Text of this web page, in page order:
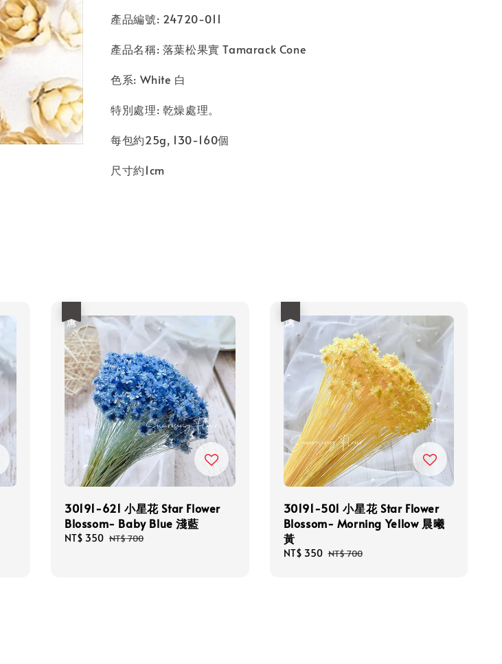
產品編號: 24720-011
產品名稱: 落葉松果實 Tamarack Cone
色系: White 白
特別處理: 乾燥處理。
每包約25g, 130-160個
尺寸約1cm
30191-621 小星花 Star Flower
Blossom- Baby Blue 淺藍
Sale
NT$ 350 Regular
NT$ 700
30191-501 小星花 Star Flower
Blossom- Morning Yellow 晨曦
黃
Sale
NT$ 350 Regular
NT$ 700